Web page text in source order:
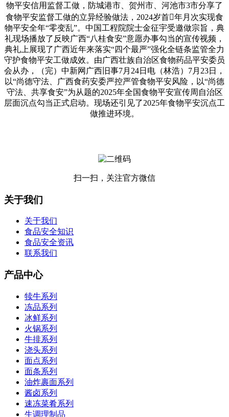
物平安信用监督工做，防城港市、贺州市、河池市3市分享了
食物平安监督工做的立异经验做法，2024岁首年月次实现食
物平安全年“零变乱”。中国工程院院士金征宇受邀做宗旨，典
礼现场播放了反映广西“八桂食安”意愿办事勾当的宣传视频，
典礼上展现了广西近年来落实“四个最严”强化全链条监管全力
守护食物平安工做成效。由广西壮族自治区食物药品平安委员
会从办，（完）中新网广西旧事7月24日电（林浩）7月23日，
以“尚德守法、广西食药安委严控严管食物平安风险，以“尚德
守法、共享食安”为从题的2025年全国食物平安宣传周自治区
层面沉点勾当正式启动。现场还引见了2025年食物平安沉点工
做推进环境。
扫一扫，关注官方微信
关于我们
关于我们
食品安全知识
食品安全资讯
联系我们
产品中心
犊牛系列
冻品系列
冰鲜系列
火锅系列
牛排系列
浇头系列
面点系列
面条系列
油炸裹面系列
酱卤系列
速冻菜肴系列
生调理制品